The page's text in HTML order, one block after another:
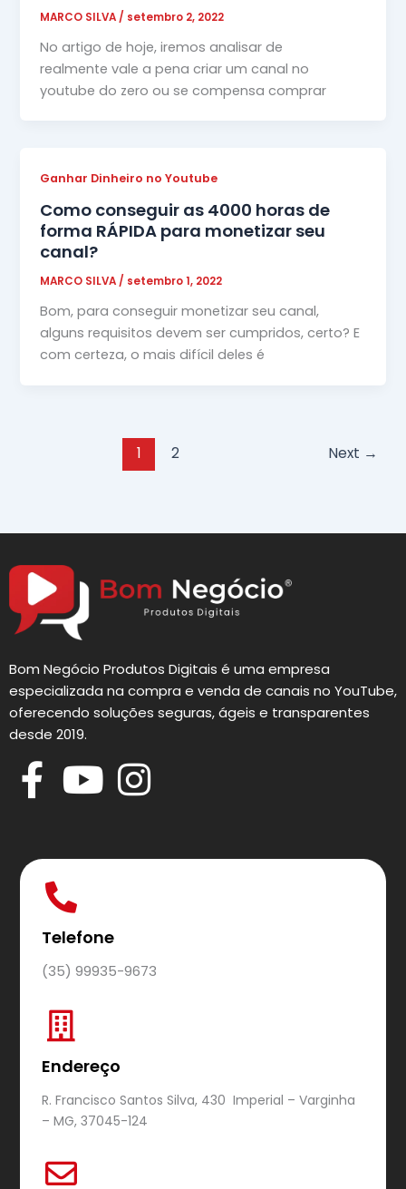
MARCO SILVA / setembro 2, 2022
No artigo de hoje, iremos analisar de
realmente vale a pena criar um canal no
youtube do zero ou se compensa comprar
Ganhar Dinheiro no Youtube
Como conseguir as 4000 horas de
forma RÁPIDA para monetizar seu
canal?
MARCO SILVA / setembro 1, 2022
Bom, para conseguir monetizar seu canal,
alguns requisitos devem ser cumpridos, certo? E
com certeza, o mais difícil deles é
1 2 Next →
Bom Negócio Produtos Digitais é uma empresa
especializada na compra e venda de canais no YouTube,
oferecendo soluções seguras, ágeis e transparentes
desde 2019.
Telefone
(35) 99935-9673
Endereço
R. Francisco Santos Silva, 430 Imperial – Varginha
– MG, 37045-124